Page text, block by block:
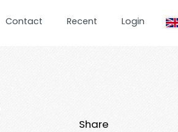
Contact Recent Login
Share